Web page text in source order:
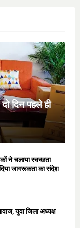
दिन पहले ही
ने चलाया स्वच्छता
जागरूकता का संदेश
युवा जिला अध्यक्ष